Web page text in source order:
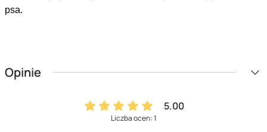
psa.
Opinie
5.00
Liczba ocen: 1